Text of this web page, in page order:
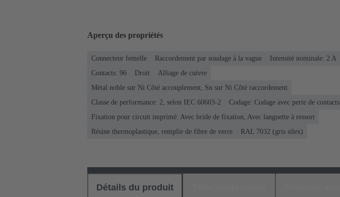
Aperçu des propriétés
Connecteur femelle Raccordement par soudage à la vague
Intensité nominale: ‌2 A
Contacts: 96
Droit
Alliage de cuivre
Métal noble sur Ni Côté accouplement, Sn sur Ni Côté raccordement
Classe de performance: 2, selon IEC 60603-2
Codage: Codage avec perte de contacts
Fixation pour circuit imprimé: Avec bride de fixation, Avec languette à ressort
Résine thermoplastique, remplie de fibre de verre
RAL 7032 (gris silex)
Détails du produit